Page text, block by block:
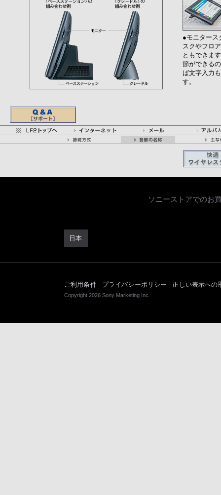
●モニタース
スクやフロ
ともできま
節ができる
ば文字入力
す。
ソニーストアでのお
日本
ご利用条件 プライバシーポリシー 正しい表示への
Copyright 2026 Sony Marketing Inc.